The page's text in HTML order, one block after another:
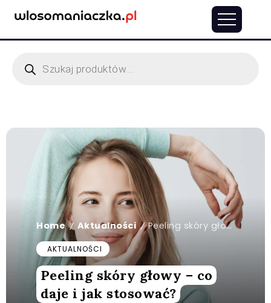
Home / Aktualności / Peeling skóry głowy – co daje i jak stosować?
AKTUALNOŚCI
Peeling skóry głowy – co
daje i jak stosować?